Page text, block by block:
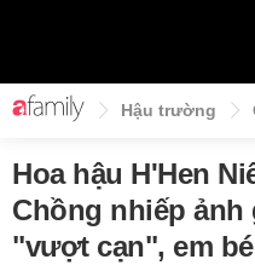
Hậu trường
Hoa hậu H'Hen
Chồng nhiếp
"vượt cạn", em